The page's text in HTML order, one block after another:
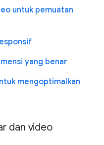
untuk pemuatan
yang benar
mengoptimalkan
dan video